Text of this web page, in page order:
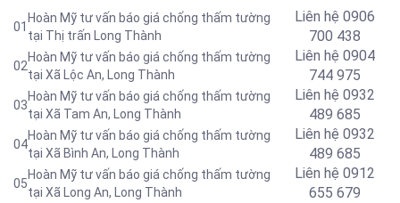
01
Hoàn Mỹ tư vấn báo giá chống thấm tường
tại Thị trấn Long Thành
Liên hệ 0906
700 438
02
Hoàn Mỹ tư vấn báo giá chống thấm tường
tại Xã Lộc An, Long Thành
Liên hệ 0904
744 975
03
Hoàn Mỹ tư vấn báo giá chống thấm tường
tại Xã Tam An, Long Thành
Liên hệ 0932
489 685
04
Hoàn Mỹ tư vấn báo giá chống thấm tường
tại Xã Bình An, Long Thành
Liên hệ 0932
489 685
05
Hoàn Mỹ tư vấn báo giá chống thấm tường
tại Xã Long An, Long Thành
Liên hệ 0912
655 679